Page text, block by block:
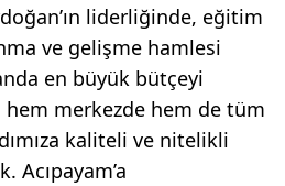
liderliğinde, eğitim
ve gelişme hamlesi
en büyük bütçeyi
hem merkezde hem de tüm
kaliteli ve nitelikli
Acıpayam’a